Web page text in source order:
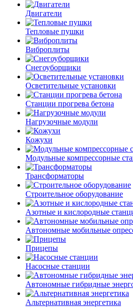
Двигатели
Тепловые пушки
Виброплиты
Снегоуборщики
Осветительные установки
Станции прогрева бетона
Нагрузочные модули
Кожухи
Модульные компрессорные
Трансформаторы
Строительное оборудование
Азотные и кислородные
Автономные мобильные
Прицепы
Насосные станции
Автономные гибридные
Альтернативная энергетика